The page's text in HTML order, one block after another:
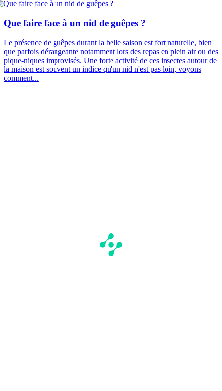
Que faire face à un nid de guêpes ?
Le présence de guêpes durant la belle saison est fort naturelle, bien
que parfois dérangeante notamment lors des repas en plein air ou des
pique-niques improvisés. Une forte activité de ces insectes autour de
la maison est souvent un indice qu'un nid n'est pas loin, voyons
comment...